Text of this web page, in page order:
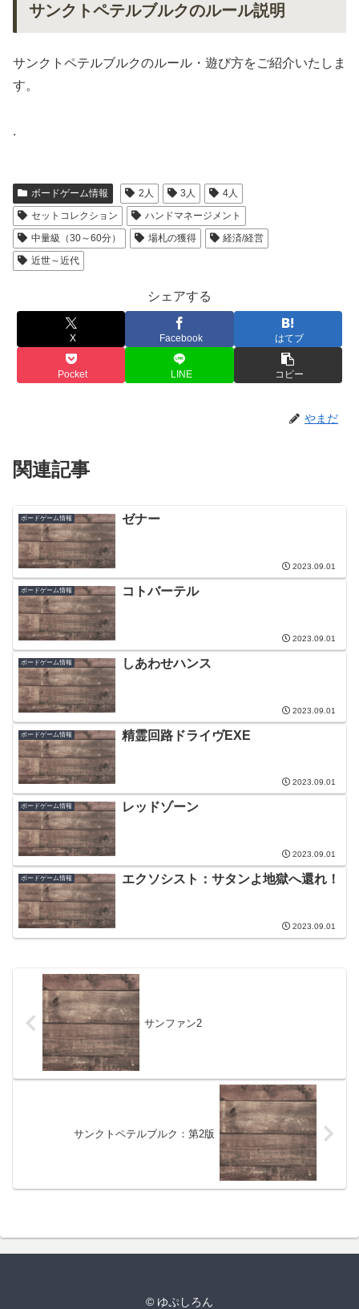
サンクトペテルブルクのルール説明
サンクトペテルブルクのルール・遊び方をご紹介いたしま
す。
.
ボードゲーム情報 2人 3人
4人
セットコレクション
ハンドマネージメント
中量級（30～60分）
場札の獲得
経済/経営
近世～近代
シェアする
X Facebook はてブ
Pocket LINE コピー
やまだ
関連記事
ボードゲーム情報 ゼナー
2023.09.01
ボードゲーム情報 コトバーテル
2023.09.01
ボードゲーム情報 しあわせハンス
2023.09.01
ボードゲーム情報 精霊回路ドライヴEXE
2023.09.01
ボードゲーム情報 レッドゾーン
2023.09.01
ボードゲーム情報 エクソシスト：サタンよ地獄へ還れ！
2023.09.01
サンファン2
サンクトペテルブルク：第2版
© ゆぷしろん